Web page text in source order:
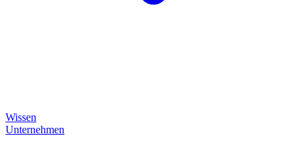
Wissen
Unternehmen